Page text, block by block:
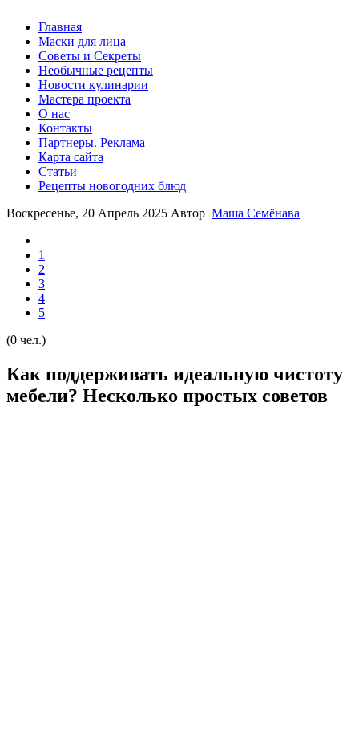
Главная
Маски для лица
Советы и Секреты
Необычные рецепты
Новости кулинарии
Мастера проекта
О нас
Контакты
Партнеры. Реклама
Карта сайта
Статьи
Рецепты новогодних блюд
Воскресенье, 20 Апрель 2025 Автор Маша Семёнава
1
2
3
4
5
(0 чел.)
Как поддерживать идеальную чистоту
мебели? Несколько простых советов